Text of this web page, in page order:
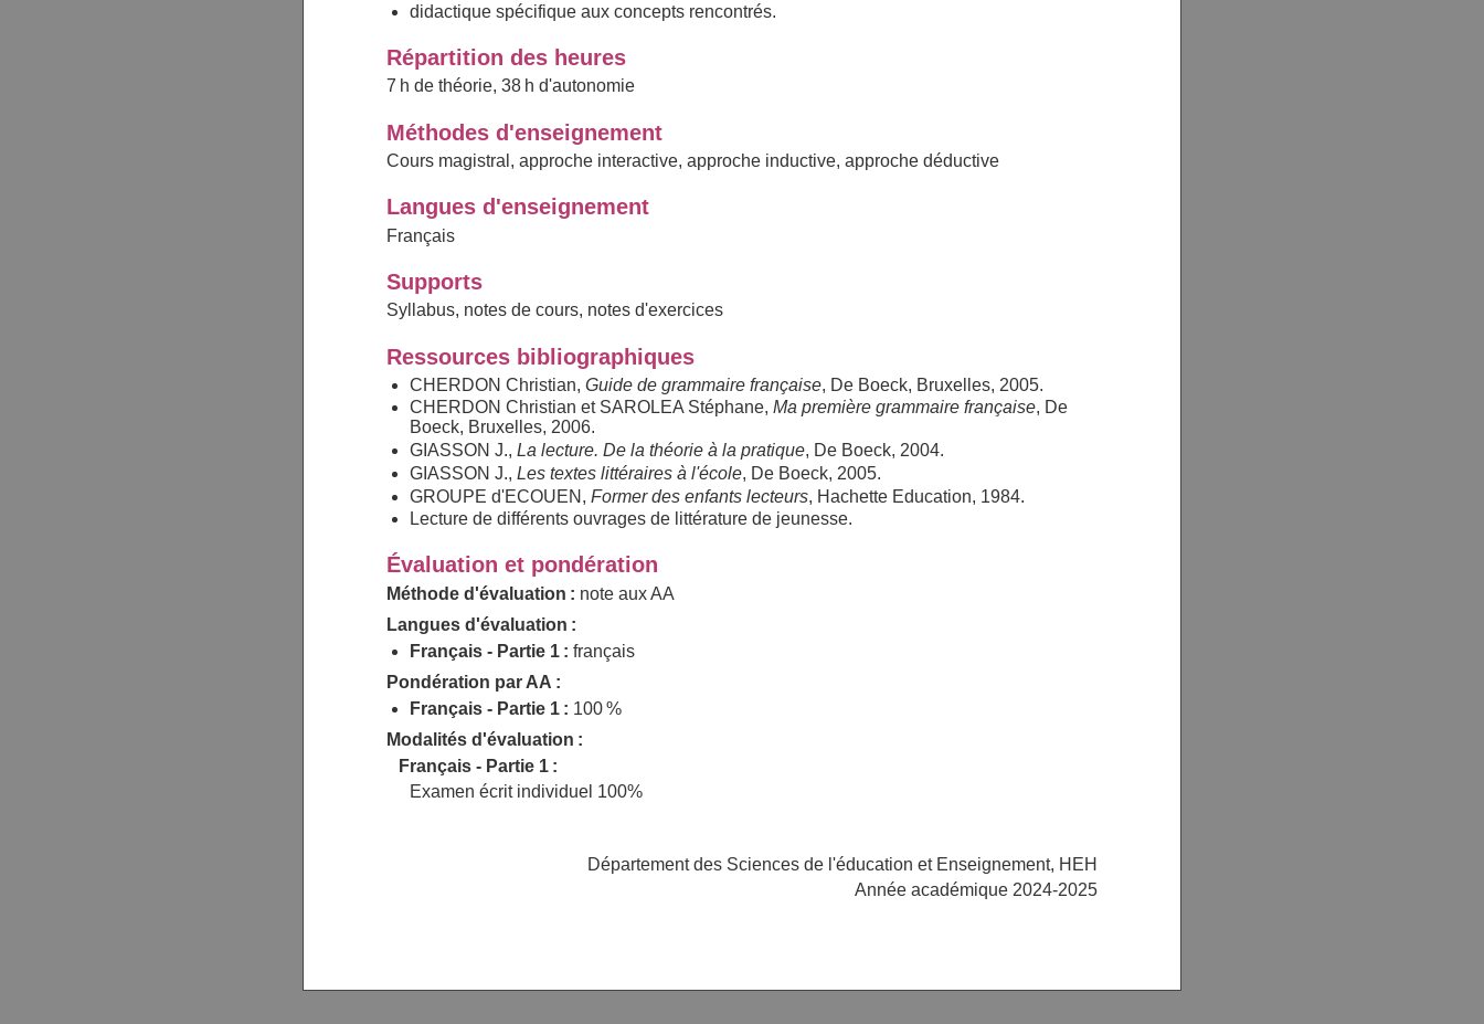
didactique spécifique aux concepts rencontrés.
Répartition des heures
7 h de théorie, 38 h d'autonomie
Méthodes d'enseignement
Cours magistral, approche interactive, approche inductive, approche déductive
Langues d'enseignement
Français
Supports
Syllabus, notes de cours, notes d'exercices
Ressources bibliographiques
CHERDON Christian,Guide de grammaire française, De Boeck, Bruxelles, 2005.
CHERDON Christian et SAROLEA Stéphane,Ma première grammaire française, De
Boeck, Bruxelles, 2006.
GIASSON J.,La lecture. De la théorie à la pratique, De Boeck, 2004.
GIASSON J., Les textes littéraires à l'école, De Boeck, 2005.
GROUPE d'ECOUEN,Former des enfants lecteurs, Hachette Education, 1984.
Lecture de différents ouvrages de littérature de jeunesse.
Évaluation et pondération
Méthode d'évaluation : note aux AA
Langues d'évaluation :
Français - Partie 1 :français
Pondération par AA :
Français - Partie 1 : 100 %
Modalités d'évaluation :
Français - Partie 1 :
Examen écrit individuel 100%
Département des Sciences de l'éducation et Enseignement, HEH
Année académique 2024-2025